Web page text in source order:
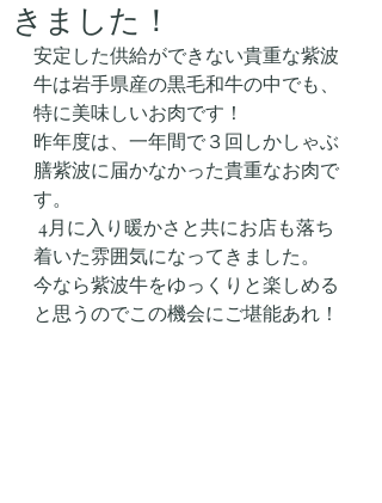
きました！
安定した供給ができない貴重な紫波
牛は岩手県産の黒毛和牛の中でも、
特に美味しいお肉です！
昨年度は、一年間で３回しかしゃぶ
膳紫波に届かなかった貴重なお肉で
す。
着いた雰囲気になってきました。
今なら紫波牛をゆっくりと楽しめる
と思うのでこの機会にご堪能あれ！